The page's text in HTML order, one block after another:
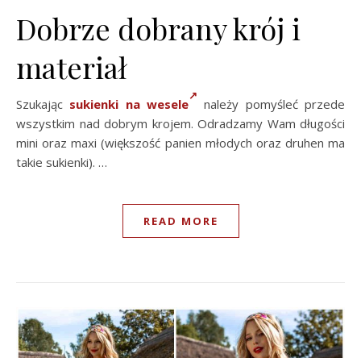
Dobrze dobrany krój i
materiał
Szukając sukienki na wesele
należy pomyśleć przede
wszystkim nad dobrym krojem. Odradzamy Wam długości
mini oraz maxi (większość panien młodych oraz druhen ma
takie sukienki). …
READ MORE